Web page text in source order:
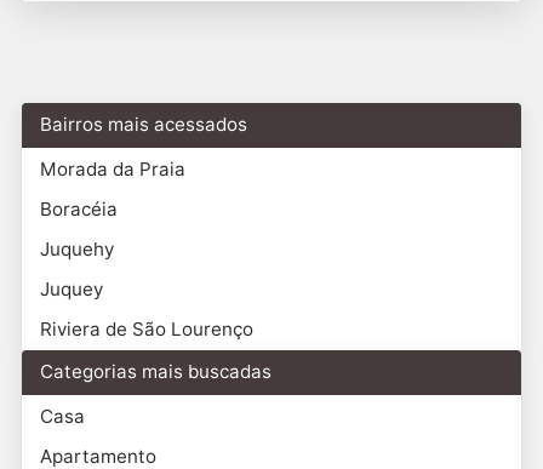
Bairros mais acessados
Morada da Praia
Boracéia
Juquehy
Juquey
Riviera de São Lourenço
Categorias mais buscadas
Casa
Apartamento